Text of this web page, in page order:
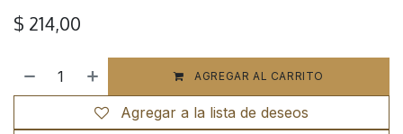
$ 214,00
AGREGAR AL CARRITO
Agregar a la lista de deseos